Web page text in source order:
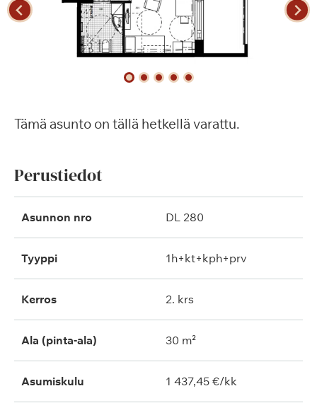
Tämä asunto on tällä hetkellä varattu.
Perustiedot
Asunnon nro DL 280
Tyyppi 1h+kt+kph+prv
Kerros 2. krs
Ala (pinta-ala) 30 m²
Asumiskulu 1 437,45 €/kk